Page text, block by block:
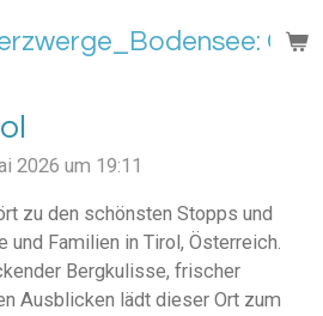
2026 um 19:11
zu den schönsten Stopps und
und Familien in Tirol, Österreich.
Bergkulisse, frischer
Ausblicken lädt dieser Ort zum